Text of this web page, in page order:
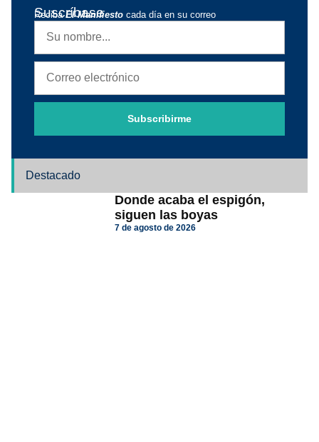
Suscríbase
RecibaEl Manifiesto cada día en su correo
Subscribirme
Destacado
Donde acaba el espigón,
siguen las boyas
7 de agosto de 2026